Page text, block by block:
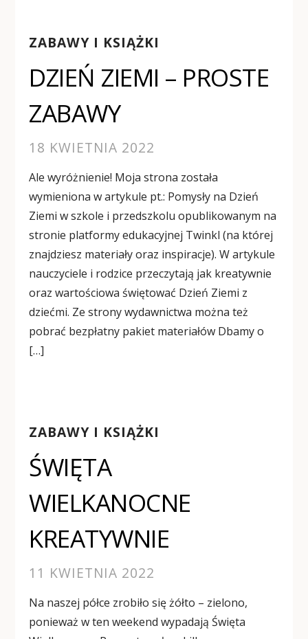
ZABAWY I KSIĄŻKI
DZIEŃ ZIEMI – PROSTE
ZABAWY
18 KWIETNIA 2022
Ale wyróżnienie! Moja strona została
wymieniona w artykule pt.: Pomysły na Dzień
Ziemi w szkole i przedszkolu opublikowanym na
stronie platformy edukacyjnej Twinkl (na której
znajdziesz materiały oraz inspiracje). W artykule
nauczyciele i rodzice przeczytają jak kreatywnie
oraz wartościowa świętować Dzień Ziemi z
dziećmi. Ze strony wydawnictwa można też
pobrać bezpłatny pakiet materiałów Dbamy o
[…]
ZABAWY I KSIĄŻKI
ŚWIĘTA
WIELKANOCNE
KREATYWNIE
11 KWIETNIA 2022
Na naszej półce zrobiło się żółto – zielono,
ponieważ w ten weekend wypadają Święta